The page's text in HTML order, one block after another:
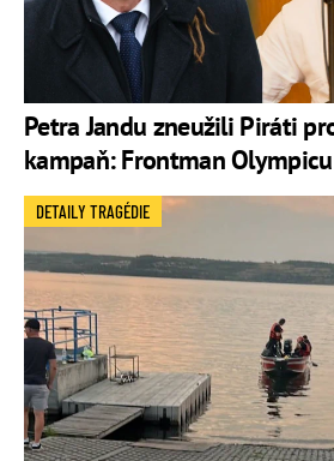
Petra Jandu zneužili Piráti
kampaň: Frontman
DETAILY TRAGÉDIE